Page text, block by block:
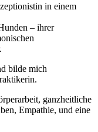
in einem
– ihrer
bilde mich
ganzheitliche
Empathie, und eine